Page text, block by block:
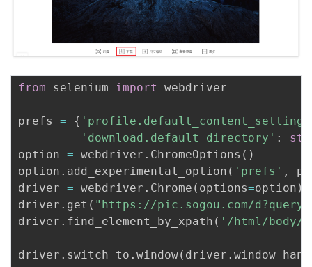
from selenium import webdriver
prefs = {
'download.default_directory' : str
option = webdriver . ChromeOptions ( )
option . add_experimental_option ( 'prefs' ,
driver = webdriver . Chrome ( options=option )
driver . get ( "https://pic.sogou.com/
driver . find_element_by_xpath ( '/html/
driver . switch_to . window( driver .